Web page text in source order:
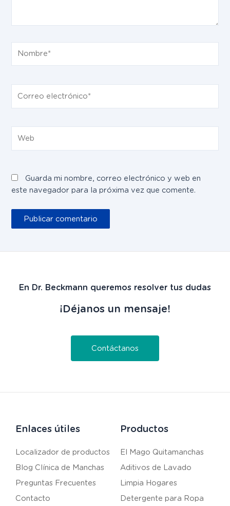
electrónico*
Guarda mi nombre, correo electrónico y web en
este navegador para la próxima vez que comente.
En Dr. Beckmann queremos resolver tus dudas
¡Déjanos un mensaje!
Contáctanos
Enlaces útiles
Localizador de productos
Blog Clínica de Manchas
Preguntas Frecuentes
Contacto
Productos
El Mago Quitamanchas
Aditivos de Lavado
Limpia Hogares
Detergente para Ropa